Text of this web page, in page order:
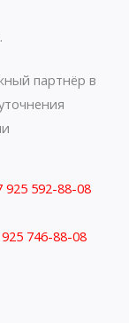
партнёр в
925 592-88-08
746-88-08